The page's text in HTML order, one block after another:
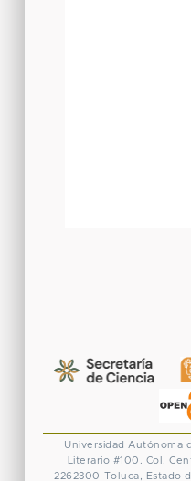
Universidad Autónoma
Literario #100. Col.
2262300 Toluca, Estado